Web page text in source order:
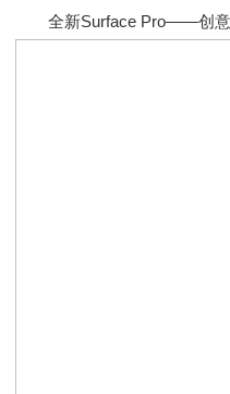
全新Surface Pro——创意